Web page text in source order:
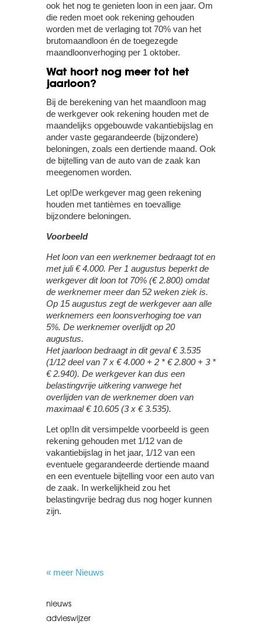
ook het nog te genieten loon in een jaar. Om
die reden moet ook rekening gehouden
worden met de verlaging tot 70% van het
brutomaandloon én de toegezegde
maandloonverhoging per 1 oktober.
Wat hoort nog meer tot het
jaarloon?
Bij de berekening van het maandloon mag
de werkgever ook rekening houden met de
maandelijks opgebouwde vakantiebijslag en
ander vaste gegarandeerde (bijzondere)
beloningen, zoals een dertiende maand. Ook
de bijtelling van de auto van de zaak kan
meegenomen worden.
Let op!De werkgever mag geen rekening
houden met tantièmes en toevallige
bijzondere beloningen.
Voorbeeld
Het loon van een werknemer bedraagt tot en
met juli € 4.000. Per 1 augustus beperkt de
werkgever dit loon tot 70% (€ 2.800) omdat
de werknemer meer dan 52 weken ziek is.
Op 15 augustus zegt de werkgever aan alle
werknemers een loonsverhoging toe van
5%. De werknemer overlijdt op 20
augustus.
Het jaarloon bedraagt in dit geval € 3.535
(1/12 deel van 7 x € 4.000 + 2 * € 2.800 + 3 *
€ 2.940). De werkgever kan dus een
belastingvrije uitkering vanwege het
overlijden van de werknemer doen van
maximaal € 10.605 (3 x € 3.535).
Let op!In dit versimpelde voorbeeld is geen
rekening gehouden met 1/12 van de
vakantiebijslag in het jaar, 1/12 van een
eventuele gegarandeerde dertiende maand
en een eventuele bijtelling voor een auto van
de zaak. In werkelijkheid zou het
belastingvrije bedrag dus nog hoger kunnen
zijn.
« meer Nieuws
nieuws
advieswijzer